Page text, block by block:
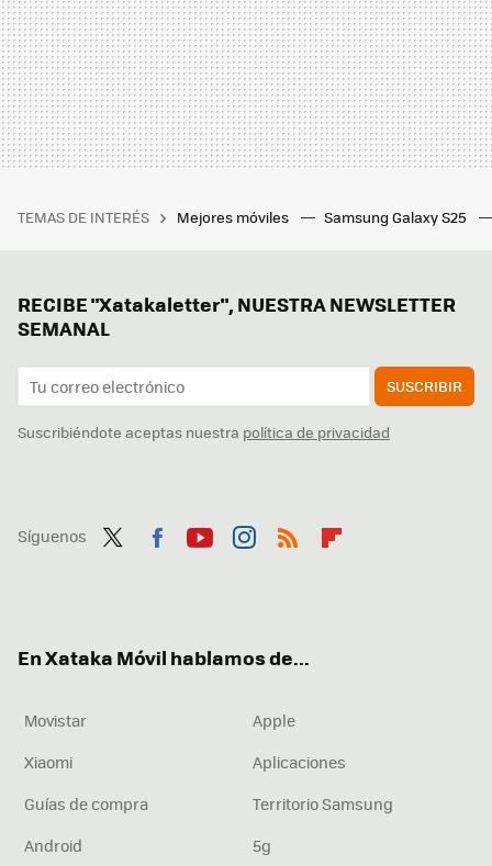
TEMAS DE INTERÉS Mejores móviles Samsung Galaxy S25
RECIBE "Xatakaletter", NUESTRA NEWSLETTER
SEMANAL
SUSCRIBIR
Suscribiéndote aceptas nuestra política de privacidad
Síguenos
En Xataka Móvil hablamos de...
Movistar
Apple
Xiaomi
Aplicaciones
Guías de compra
Territorio Samsung
Android
5g